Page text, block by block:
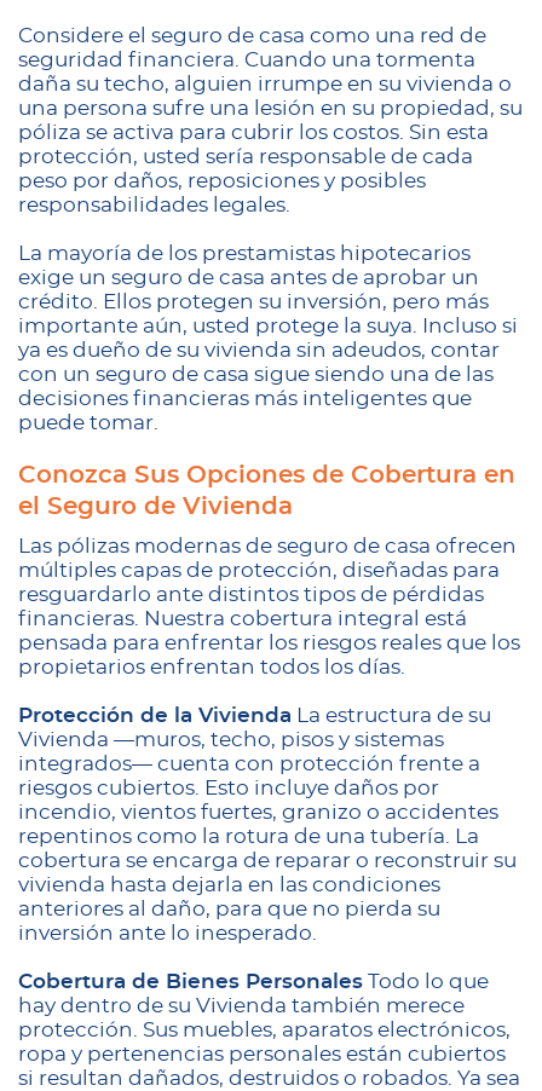
Considere el seguro de casa como una red de
seguridad financiera. Cuando una tormenta
daña su techo, alguien irrumpe en su vivienda o
una persona sufre una lesión en su propiedad, su
póliza se activa para cubrir los costos. Sin esta
protección, usted sería responsable de cada
peso por daños, reposiciones y posibles
responsabilidades legales.
La mayoría de los prestamistas hipotecarios
exige un seguro de casa antes de aprobar un
crédito. Ellos protegen su inversión, pero más
importante aún, usted protege la suya. Incluso si
ya es dueño de su vivienda sin adeudos, contar
con un seguro de casa sigue siendo una de las
decisiones financieras más inteligentes que
puede tomar.
Conozca Sus Opciones de Cobertura en
el Seguro de Vivienda
Las pólizas modernas de seguro de casa ofrecen
múltiples capas de protección, diseñadas para
resguardarlo ante distintos tipos de pérdidas
financieras. Nuestra cobertura integral está
pensada para enfrentar los riesgos reales que los
propietarios enfrentan todos los días.
Protección de la Vivienda La estructura de su
Vivienda —muros, techo, pisos y sistemas
integrados— cuenta con protección frente a
riesgos cubiertos. Esto incluye daños por
incendio, vientos fuertes, granizo o accidentes
repentinos como la rotura de una tubería. La
cobertura se encarga de reparar o reconstruir su
vivienda hasta dejarla en las condiciones
anteriores al daño, para que no pierda su
inversión ante lo inesperado.
Cobertura de Bienes Personales Todo lo que
hay dentro de su Vivienda también merece
protección. Sus muebles, aparatos electrónicos,
ropa y pertenencias personales están cubiertos
si resultan dañados, destruidos o robados. Ya sea